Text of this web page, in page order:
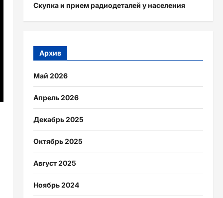
Скупка и прием радиодеталей у населения
Архив
Май 2026
Апрель 2026
Декабрь 2025
Октябрь 2025
Август 2025
Ноябрь 2024